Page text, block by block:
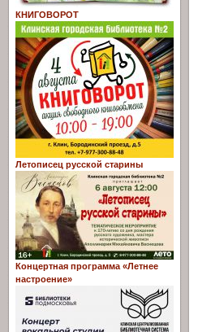
КНИГОВОРОТ
Летописец русской старины
Концертная программа «Летнее
настроение»